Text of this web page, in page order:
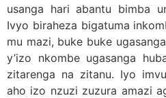
usanga hari abantu bimba
Ivyo biraheza bigatuma
mu mazi, buke buke
y’izo nkombe ugasanga
zitarenga na zitanu. Iyo
aho izo nzuzi zuzura amazi